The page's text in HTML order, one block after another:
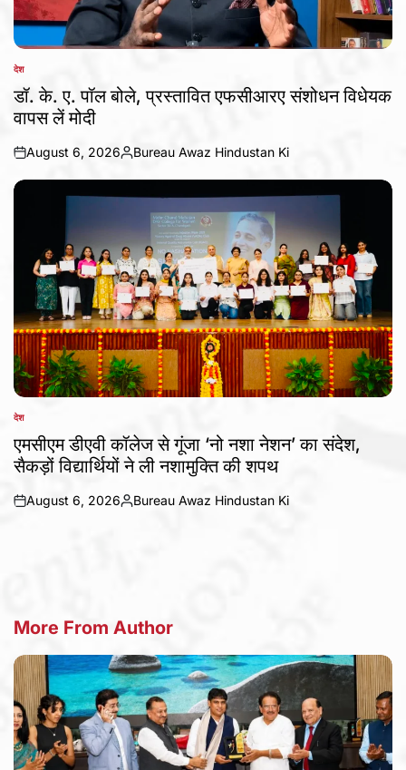
POSTED
देश
डॉ. के. ए. पॉल बोले, प्रस्तावित एफसीआरए संशोधन विधेयक
वापस लें मोदी
on
August 6, 2026
Posted
by
Bureau Awaz Hindustan Ki
POSTED
देश
एमसीएम डीएवी कॉलेज से गूंजा ‘नो नशा नेशन’ का संदेश,
सैकड़ों विद्यार्थियों ने ली नशामुक्ति की शपथ
on
August 6, 2026
Posted
Bureau Awaz Hindustan Ki
More From Author